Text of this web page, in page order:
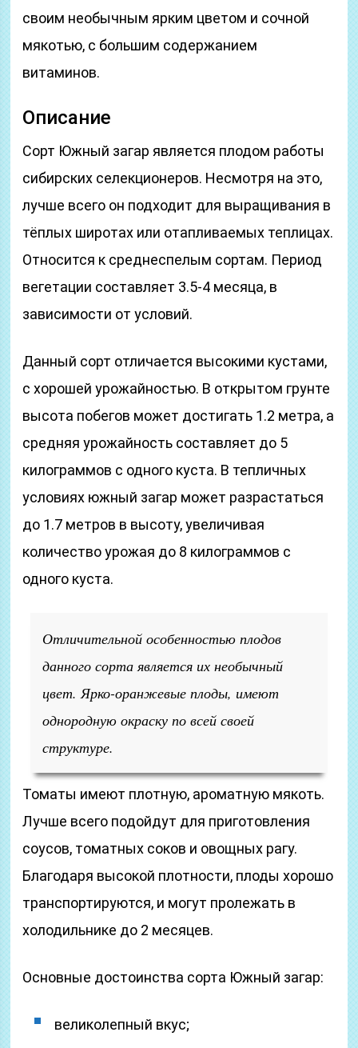
своим необычным ярким цветом и сочной
мякотью, с большим содержанием
витаминов.
Описание
Сорт Южный загар является плодом работы
сибирских селекционеров. Несмотря на это,
лучше всего он подходит для выращивания в
тёплых широтах или отапливаемых теплицах.
Относится к среднеспелым сортам. Период
вегетации составляет 3.5-4 месяца, в
зависимости от условий.
Данный сорт отличается высокими кустами,
с хорошей урожайностью. В открытом грунте
высота побегов может достигать 1.2 метра, а
средняя урожайность составляет до 5
килограммов с одного куста. В тепличных
условиях южный загар может разрастаться
до 1.7 метров в высоту, увеличивая
количество урожая до 8 килограммов с
одного куста.
Отличительной особенностью плодов
данного сорта является их необычный
цвет. Ярко-оранжевые плоды, имеют
однородную окраску по всей своей
структуре.
Томаты имеют плотную, ароматную мякоть.
Лучше всего подойдут для приготовления
соусов, томатных соков и овощных рагу.
Благодаря высокой плотности, плоды хорошо
транспортируются, и могут пролежать в
холодильнике до 2 месяцев.
Основные достоинства сорта Южный загар:
великолепный вкус;